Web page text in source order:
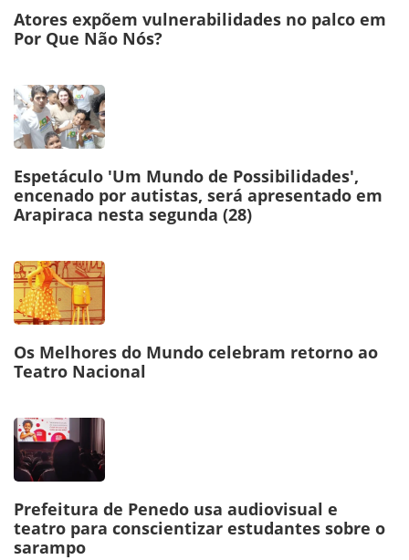
Atores expõem vulnerabilidades no palco em
Por Que Não Nós?
Espetáculo 'Um Mundo de Possibilidades',
encenado por autistas, será apresentado em
Arapiraca nesta segunda (28)
Os Melhores do Mundo celebram retorno ao
Teatro Nacional
Prefeitura de Penedo usa audiovisual e
teatro para conscientizar estudantes sobre o
sarampo